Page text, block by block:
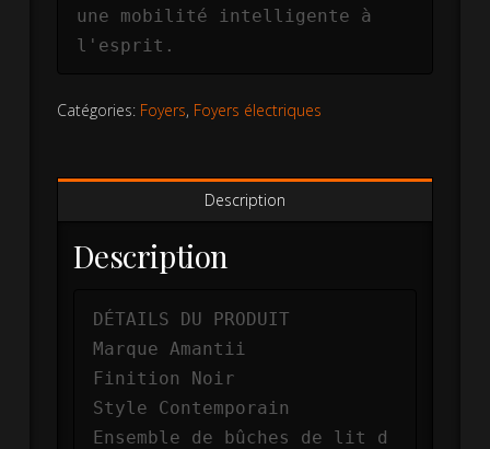
une mobilité intelligente à
l'esprit.
Catégories: Foyers, Foyers électriques
Description
Description
DÉTAILS DU PRODUIT
Marque Amantii
Finition Noir
Style Contemporain
Ensemble de bûches de lit d